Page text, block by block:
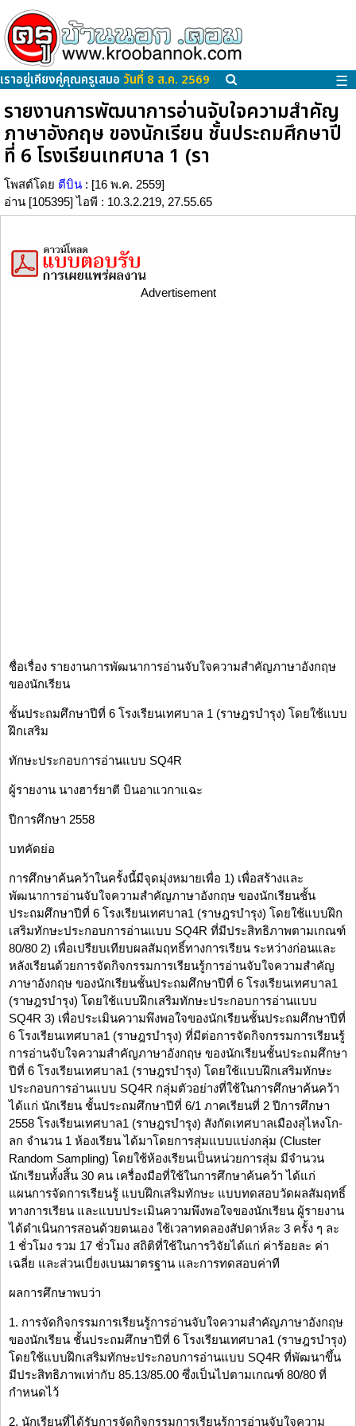
เราอยู่เคียงคู่คุณครูเสมอ วันที่ 8 ส.ค. 2569 ☰
รายงานการพัฒนาการอ่านจับใจความสำคัญ
ภาษาอังกฤษ ของนักเรียน ชั้นประถมศึกษาปี
ที่ 6 โรงเรียนเทศบาล 1 (รา
โพสต์โดย ตีบิน : [16 พ.ค. 2559]
อ่าน [105395] ไอพี : 10.3.2.219, 27.55.65
Advertisement
ชื่อเรื่อง รายงานการพัฒนาการอ่านจับใจความสำคัญภาษาอังกฤษ
ของนักเรียน
ชั้นประถมศึกษาปีที่ 6 โรงเรียนเทศบาล 1 (ราษฎรบำรุง) โดยใช้แบบ
ฝึกเสริม
ทักษะประกอบการอ่านแบบ SQ4R
ผู้รายงาน นางฮาร์ยาตี บินอาแวกาแฉะ
ปีการศึกษา 2558
บทคัดย่อ
การศึกษาค้นคว้าในครั้งนี้มีจุดมุ่งหมายเพื่อ 1) เพื่อสร้างและ
พัฒนาการอ่านจับใจความสำคัญภาษาอังกฤษ ของนักเรียนชั้น
ประถมศึกษาปีที่ 6 โรงเรียนเทศบาล1 (ราษฎรบำรุง) โดยใช้แบบฝึก
เสริมทักษะประกอบการอ่านแบบ SQ4R ที่มีประสิทธิภาพตามเกณฑ์
80/80 2) เพื่อเปรียบเทียบผลสัมฤทธิ์ทางการเรียน ระหว่างก่อนและ
หลังเรียนด้วยการจัดกิจกรรมการเรียนรู้การอ่านจับใจความสำคัญ
ภาษาอังกฤษ ของนักเรียนชั้นประถมศึกษาปีที่ 6 โรงเรียนเทศบาล1
(ราษฎรบำรุง) โดยใช้แบบฝึกเสริมทักษะประกอบการอ่านแบบ
SQ4R 3) เพื่อประเมินความพึงพอใจของนักเรียนชั้นประถมศึกษาปีที่
6 โรงเรียนเทศบาล1 (ราษฎรบำรุง) ที่มีต่อการจัดกิจกรรมการเรียนรู้
การอ่านจับใจความสำคัญภาษาอังกฤษ ของนักเรียนชั้นประถมศึกษา
ปีที่ 6 โรงเรียนเทศบาล1 (ราษฎรบำรุง) โดยใช้แบบฝึกเสริมทักษะ
ประกอบการอ่านแบบ SQ4R กลุ่มตัวอย่างที่ใช้ในการศึกษาค้นคว้า
ได้แก่ นักเรียน ชั้นประถมศึกษาปีที่ 6/1 ภาคเรียนที่ 2 ปีการศึกษา
2558 โรงเรียนเทศบาล1 (ราษฎรบำรุง) สังกัดเทศบาลเมืองสุไหงโก-
ลก จำนวน 1 ห้องเรียน ได้มาโดยการสุ่มแบบแบ่งกลุ่ม (Cluster
Random Sampling) โดยใช้ห้องเรียนเป็นหน่วยการสุ่ม มีจำนวน
นักเรียนทั้งสิ้น 30 คน เครื่องมือที่ใช้ในการศึกษาค้นคว้า ได้แก่
แผนการจัดการเรียนรู้ แบบฝึกเสริมทักษะ แบบทดสอบวัดผลสัมฤทธิ์
ทางการเรียน และแบบประเมินความพึงพอใจของนักเรียน ผู้รายงาน
ได้ดำเนินการสอนด้วยตนเอง ใช้เวลาทดลองสัปดาห์ละ 3 ครั้ง ๆ ละ
1 ชั่วโมง รวม 17 ชั่วโมง สถิติที่ใช้ในการวิจัยได้แก่ ค่าร้อยละ ค่า
เฉลี่ย และส่วนเบี่ยงเบนมาตรฐาน และการทดสอบค่าที
ผลการศึกษาพบว่า
1. การจัดกิจกรรมการเรียนรู้การอ่านจับใจความสำคัญภาษาอังกฤษ
ของนักเรียน ชั้นประถมศึกษาปีที่ 6 โรงเรียนเทศบาล1 (ราษฎรบำรุง)
โดยใช้แบบฝึกเสริมทักษะประกอบการอ่านแบบ SQ4R ที่พัฒนาขึ้น
มีประสิทธิภาพเท่ากับ 85.13/85.00 ซึ่งเป็นไปตามเกณฑ์ 80/80 ที่
กำหนดไว้
2. นักเรียนที่ได้รับการจัดกิจกรรมการเรียนรู้การอ่านจับใจความ